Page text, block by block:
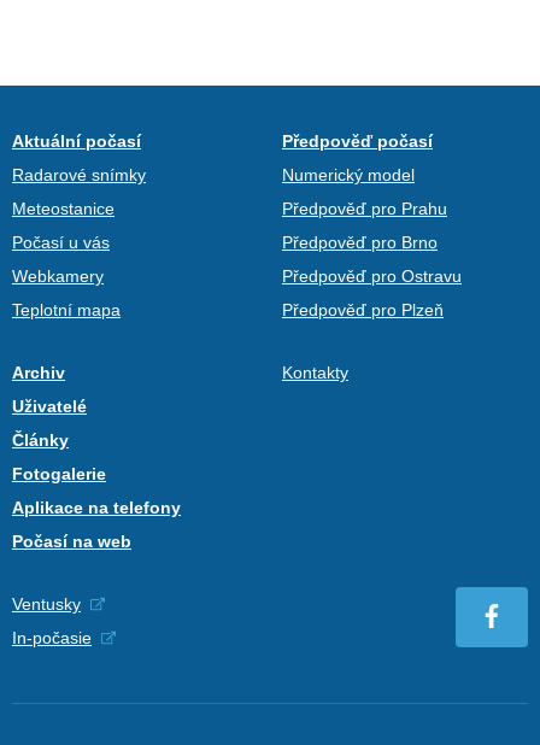
Aktuální počasí
Radarové snímky
Meteostanice
Počasí u vás
Webkamery
Teplotní mapa
Předpověď počasí
Numerický model
Předpověď pro Prahu
Předpověď pro Brno
Předpověď pro Ostravu
Předpověď pro Plzeň
Archiv
Uživatelé
Články
Fotogalerie
Aplikace na telefony
Počasí na web
Kontakty
Ventusky
In-počasie